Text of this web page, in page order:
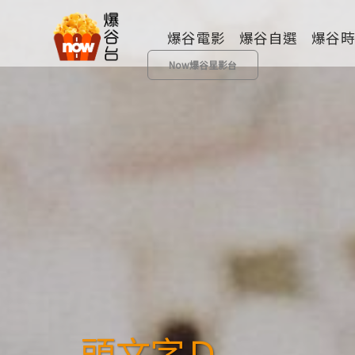
爆谷電影 爆谷自選 爆谷
Now爆谷星影台
歷險
成人